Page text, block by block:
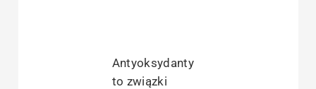
Antyoksydanty
to związki